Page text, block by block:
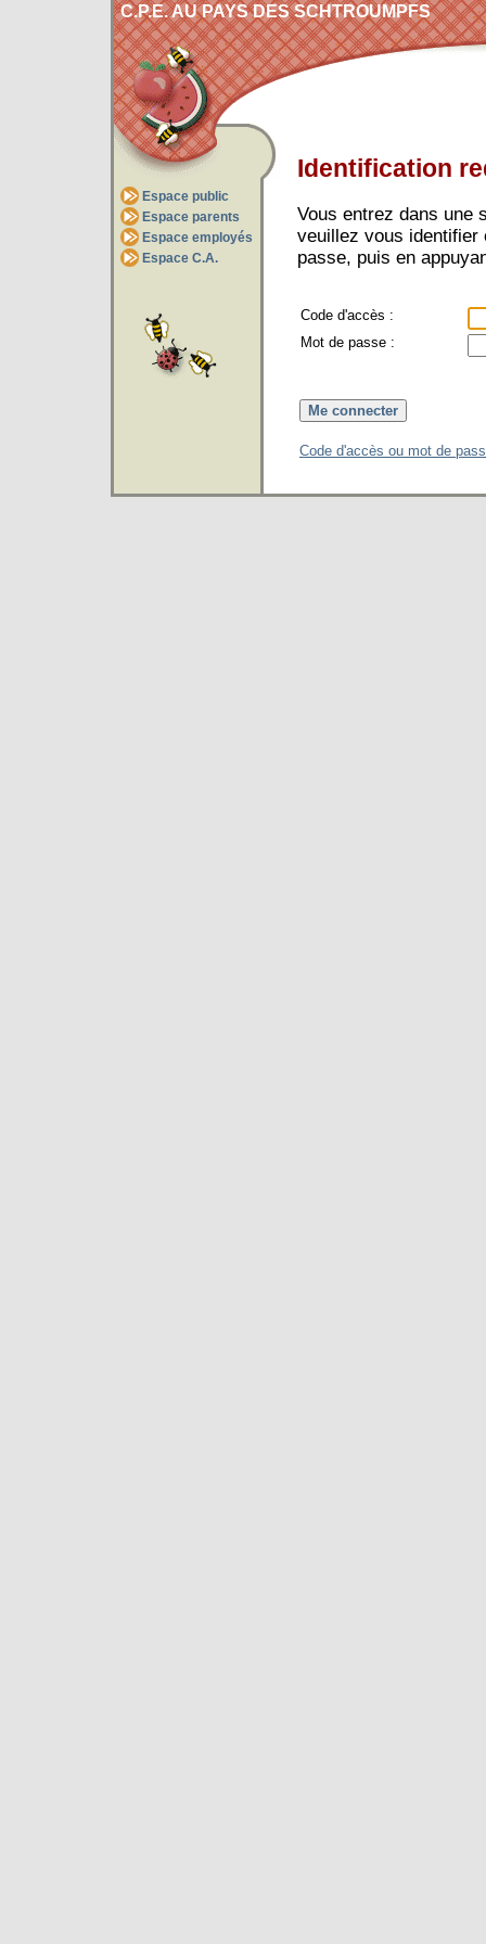
C.P.E. AU PAYS DES SCHTROUMPFS
Espace public
Espace parents
Espace employés
Espace C.A.
Identification
Vous entrez dans une
veuillez vous identifier
passe, puis en
Code d'accès :
Mot de passe :
Code d'accès ou mot de